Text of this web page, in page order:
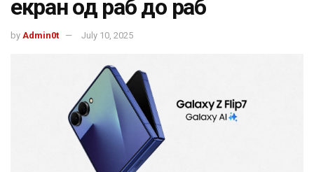
екран од раб до раб
by Admin0t July 10, 2025